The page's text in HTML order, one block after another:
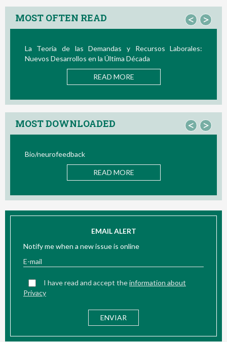
MOST OFTEN READ < >
La Teoría de las Demandas y Recursos Laborales:
Nuevos Desarrollos en la Última Década
READ MORE
MOST DOWNLOADED < >
Bio/neurofeedback
READ MORE
EMAIL ALERT
Notify me when a new issue is online
I have read and accept theinformation about
Privacy